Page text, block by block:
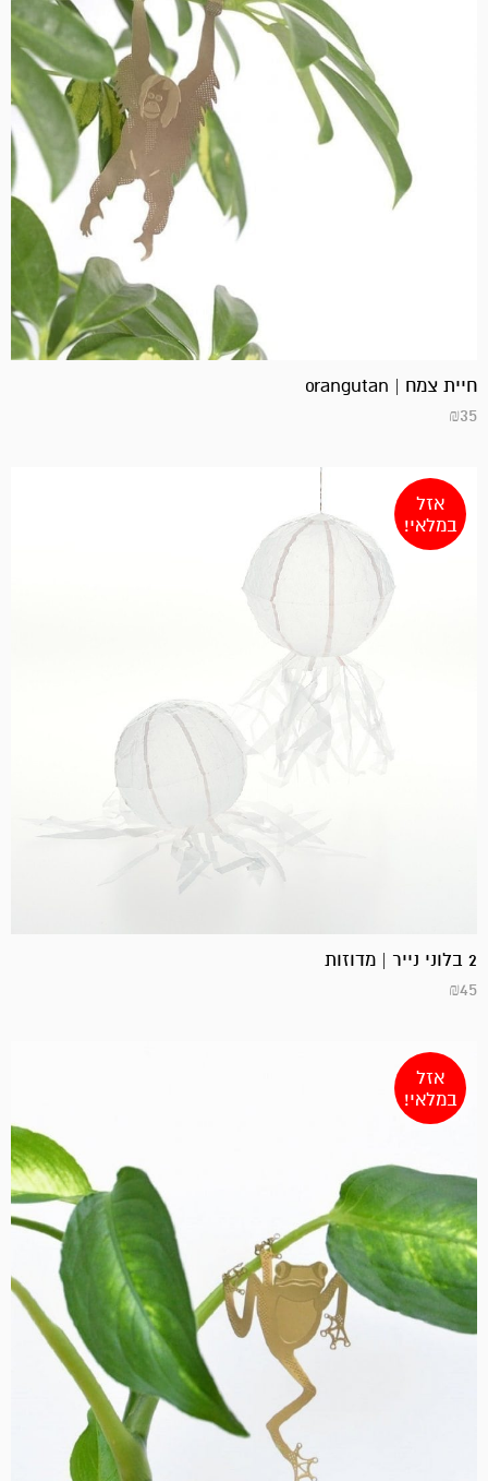
חיית צמח | orangutan
₪35
אזל
במלאי!
2 בלוני נייר | מדוזות
₪45
אזל
במלאי!